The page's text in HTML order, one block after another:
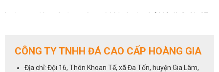
Lư hương đá xanh đen vuông có kích thước phổ biến là 0x41x67,
CÔNG TY TNHH ĐÁ CAO CẤP HOÀNG GIA
Địa chỉ: Đội 16, Thôn Khoan Tế, xã Đa Tốn, huyện Gia Lâm,